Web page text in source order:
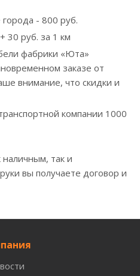
города - 800 руб.
30 руб. за 1 км
фабрики «Юта»
заказе от
внимание, что скидки и
компании 1000
наличным, так и
вы получаете договор и